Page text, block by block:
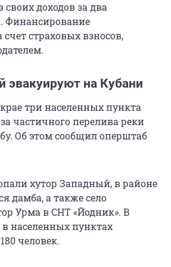
своих доходов за два
Финансирование
счет страховых взносов,
эвакуируют на Кубани
три населенных пункта
частичного перелива реки
Об этом сообщил оперштаб
хутор Западный, в районе
дамба, а также село
Урма в СНТ «Йодник». В
населенных пунктах
человек.